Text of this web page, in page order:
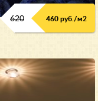
620 460 руб./м2